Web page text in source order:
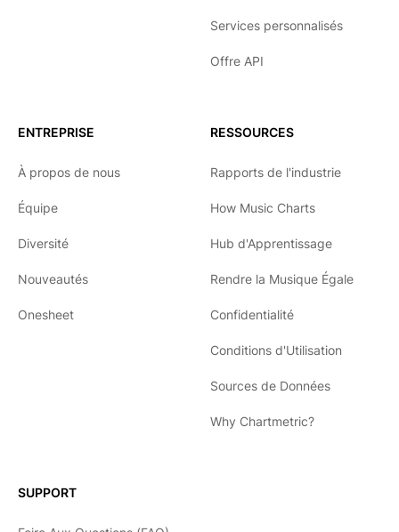
Services personnalisés
Offre API
ENTREPRISE
À propos de nous
Équipe
Diversité
Nouveautés
Onesheet
RESSOURCES
Rapports de l'industrie
How Music Charts
Hub d'Apprentissage
Rendre la Musique Égale
Confidentialité
Conditions d'Utilisation
Sources de Données
Why Chartmetric?
SUPPORT